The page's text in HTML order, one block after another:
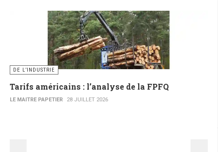
DE L’INDUSTRIE
Tarifs américains : l’analyse de la FPFQ
LE MAITRE PAPETIER 28 JUILLET 2026